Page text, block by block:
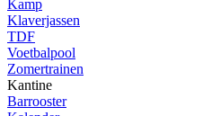
Kamp
Klaverjassen
TDF
Voetbalpool
Zomertrainen
Kantine
Barrooster